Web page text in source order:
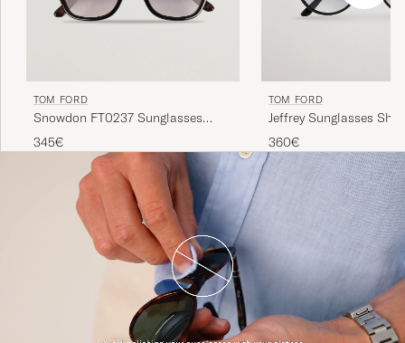
TOM FORD
Snowdon FT0237 Sunglasses
Black
345€
TOM FORD
Jeffrey Sunglasses
Black/Gradient Smoke
360€